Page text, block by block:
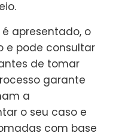
apresentado, o
e pode consultar
de tomar
garante
a
o seu caso e
com base